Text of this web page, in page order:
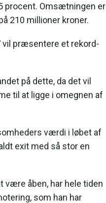
procent. Omsætningen er
210 millioner kroner.
vil præsentere et rekord-
på dette, da det vil
til at ligge i omegnen af
værdi i løbet af
exit med så stor en
være åben, har hele tiden
som han har